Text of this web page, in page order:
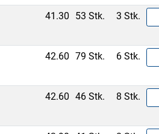
41.30 53 Stk. 3 Stk.
42.60 79 Stk. 6 Stk.
42.60 46 Stk. 8 Stk.